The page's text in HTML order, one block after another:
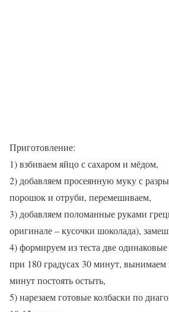
Приготовление:
1) взбиваем яйцо с сахаром и мёдом,
2) добавляем просеянную муку с
порошок и отруби, перемешиваем,
3) добавляем поломанные руками
оригинале – кусочки шоколада),
4) формируем из теста две
при 180 градусах 30 минут, вынимаем
минут постоять остыть,
5) нарезаем готовые колбаски по